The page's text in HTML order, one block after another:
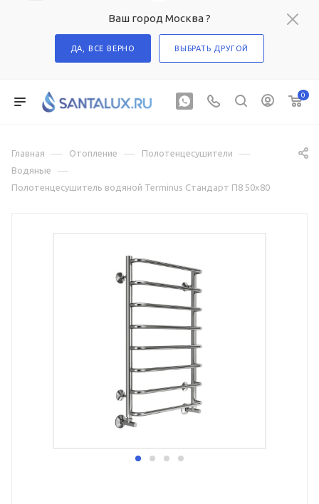
Ваш город Москва ?
ДА, ВСЕ ВЕРНО ВЫБРАТЬ ДРУГОЙ
0
Главная — Отопление — Полотенцесушители —
Водяные —
Полотенцесушитель водяной Terminus Стандарт П8 50х80